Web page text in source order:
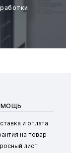
и оплата
на товар
лист